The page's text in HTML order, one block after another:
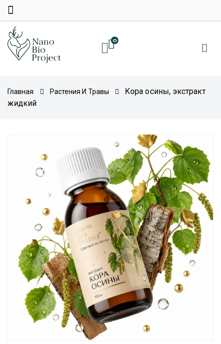
0
Главная Растения И Травы
Кора осины, экстракт
жидкий